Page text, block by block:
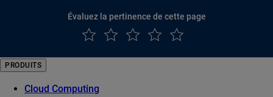
Évaluez la pertinence de cette page
PRODUITS
Cloud Computing